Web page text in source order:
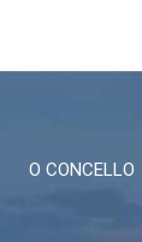
O CONCELLO